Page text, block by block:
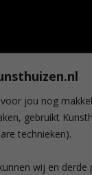
voor jou nog
gebruikt
technieken).
wij en